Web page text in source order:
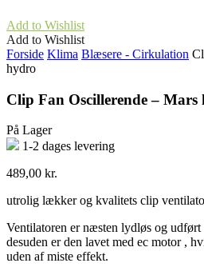
Add to Wishlist
Add to Wishlist
Forside Klima Blæsere - Cirkulation
hydro
Clip Fan Oscillerende – Mars
På Lager
1-2 dages levering
489,00 kr.
utrolig lækker og kvalitets clip
Ventilatoren er næsten lydløs og udført
desuden er den lavet med ec motor ,
uden af miste effekt.